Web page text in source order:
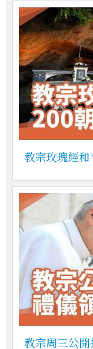
教宗玫瑰經
教宗周三公